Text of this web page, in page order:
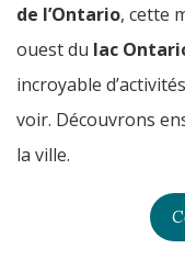
de l’Ontario, cette
ouest du lac
incroyable
voir. Découvrons
la ville.